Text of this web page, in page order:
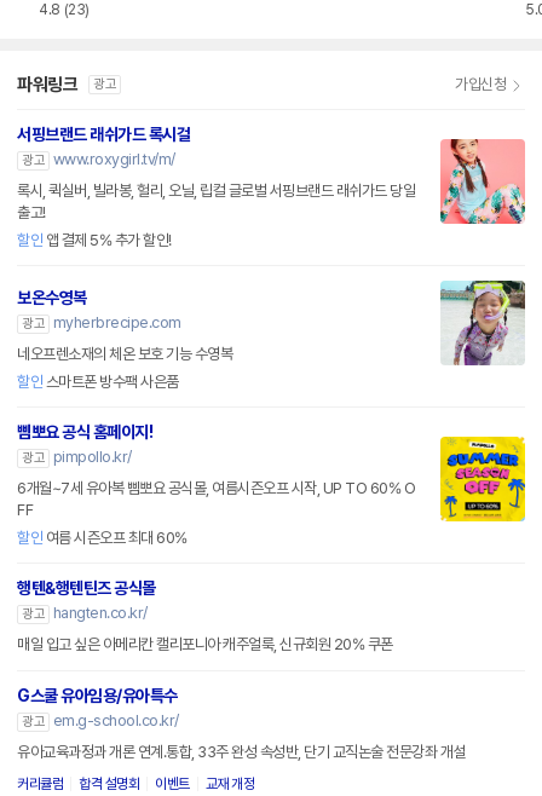
4.8 (23)
파워링크 광고 가입신청
서핑브랜드 래쉬가드 록시걸
광고 www.roxygirl.tv/m/
록시, 퀵실버, 빌라봉, 헐리, 오닐, 립컬 글로벌 서핑브랜드 래쉬가드 당일
출고!
할인 앱 결제 5% 추가 할인!
보온수영복
광고
myherbrecipe.com
네오프렌소재의 체온 보호 기능 수영복
할인 스마트폰 방수팩 사은품
삠뽀요 공식 홈페이지!
광고
pimpollo.kr/
6개월~7세 유아복 삠뽀요 공식몰, 여름시즌오프 시작, UP TO 60% O
FF
할인 여름 시즌오프 최대 60%
행텐&행텐틴즈 공식몰
광고
hangten.co.kr/
매일 입고 싶은 아메리칸 캘리포니아 캐주얼룩, 신규회원 20% 쿠폰
G스쿨 유아임용/유아특수
광고
em.g-school.co.kr/
유아교육과정과 개론 연계.통합, 33주 완성 속성반, 단기 교직논술 전문강좌 개설
커리큘럼 합격 설명회 이벤트 교재 개정